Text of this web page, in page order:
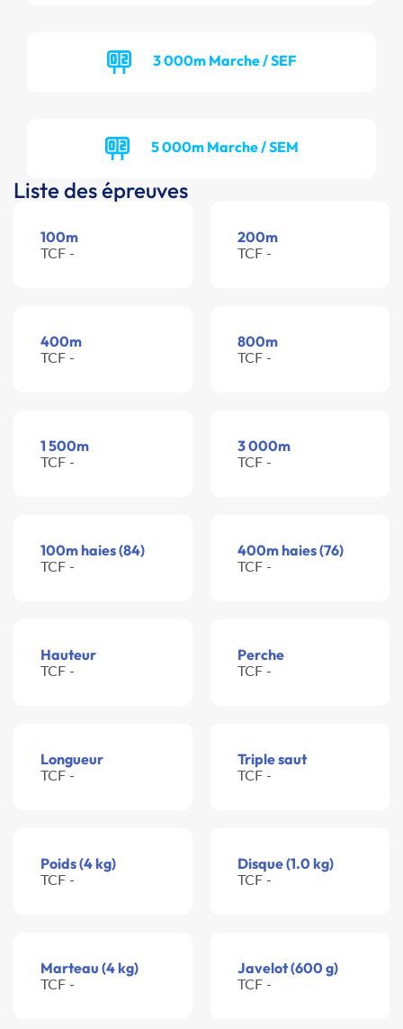
3 000m Marche / SEF
5 000m Marche / SEM
Liste des épreuves
100m
TCF -
200m
TCF -
400m
TCF -
800m
TCF -
1 500m
TCF -
3 000m
TCF -
100m haies (84)
TCF -
400m haies (76)
TCF -
Hauteur
TCF -
Perche
TCF -
Longueur
TCF -
Triple saut
TCF -
Poids (4 kg)
TCF -
Disque (1.0 kg)
TCF -
Marteau (4 kg)
TCF -
Javelot (600 g)
TCF -